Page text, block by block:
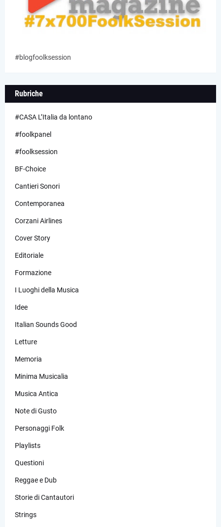
#blogfoolksession
Rubriche
#CASA L’Italia da lontano
#foolkpanel
#foolksession
BF-Choice
Cantieri Sonori
Contemporanea
Corzani Airlines
Cover Story
Editoriale
Formazione
I Luoghi della Musica
Idee
Italian Sounds Good
Letture
Memoria
Minima Musicalia
Musica Antica
Note di Gusto
Personaggi Folk
Playlists
Questioni
Reggae e Dub
Storie di Cantautori
Strings